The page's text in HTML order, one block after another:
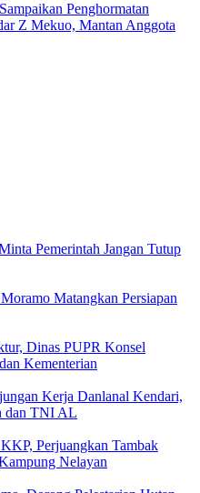
Penghormatan
Z Mekuo, Mantan Anggota
Pemerintah Jangan Tutup
Matangkan Persiapan
Dinas PUPR Konsel
Kementerian
Kerja Danlanal Kendari,
dan TNI AL
Perjuangkan Tambak
Nelayan